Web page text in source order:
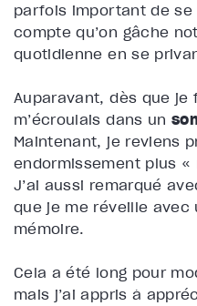
parfois important de
compte qu’on gâche
quotidienne en se
Auparavant, dès que je
m’écroulais dans un
Maintenant, je reviens
endormissement plus «
J’ai aussi remarqué
que je me réveille avec
mémoire.
Cela a été long pour
mais j’ai appris à